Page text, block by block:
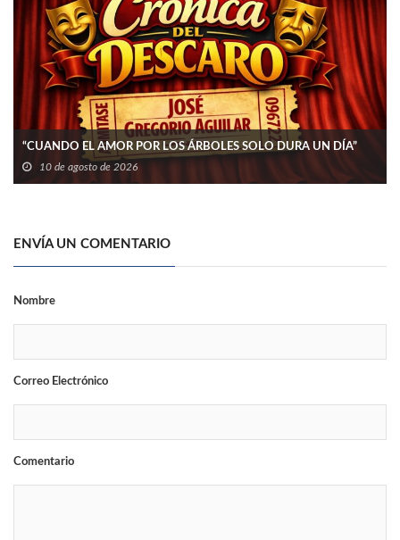
“CUANDO EL AMOR POR LOS ÁRBOLES SOLO DURA UN DÍA”
10 de agosto de 2026
ENVÍA UN COMENTARIO
Nombre
Correo Electrónico
Comentario